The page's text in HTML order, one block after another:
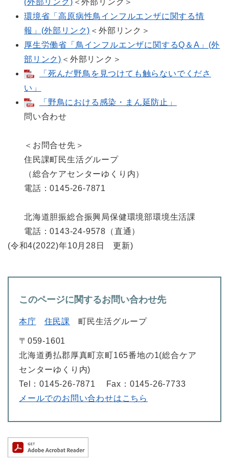
(外部リンク) ＜外部リンク＞
環境省「高原病性鳥インフルエンザに関する情
報」(外部リンク) ＜外部リンク＞
厚生労働省「鳥インフルエンザに関するQ＆A」(外
部リンク) ＜外部リンク＞
「死んだ野鳥を見つけても触らないでくださ
い」
「野鳥における感染・まん延防止」
問い合わせ
＜お問合せ先＞
住民課町民生活グループ
（総合ケアセンターゆくり内）
電話：0145-26-7871
北海道胆振総合振興局保健環境部環境生活課
電話：0143-24-9578（直通）
(令和4(2022)年10月28日 更新)
このページに関するお問い合わせ先
本庁 住民課 町民生活グループ
〒059-1601
北海道勇払郡厚真町京町165番地の1(総合ケア
センターゆくり内)
Tel：0145-26-7871
Fax：0145-26-7733
メールでのお問い合わせはこちら